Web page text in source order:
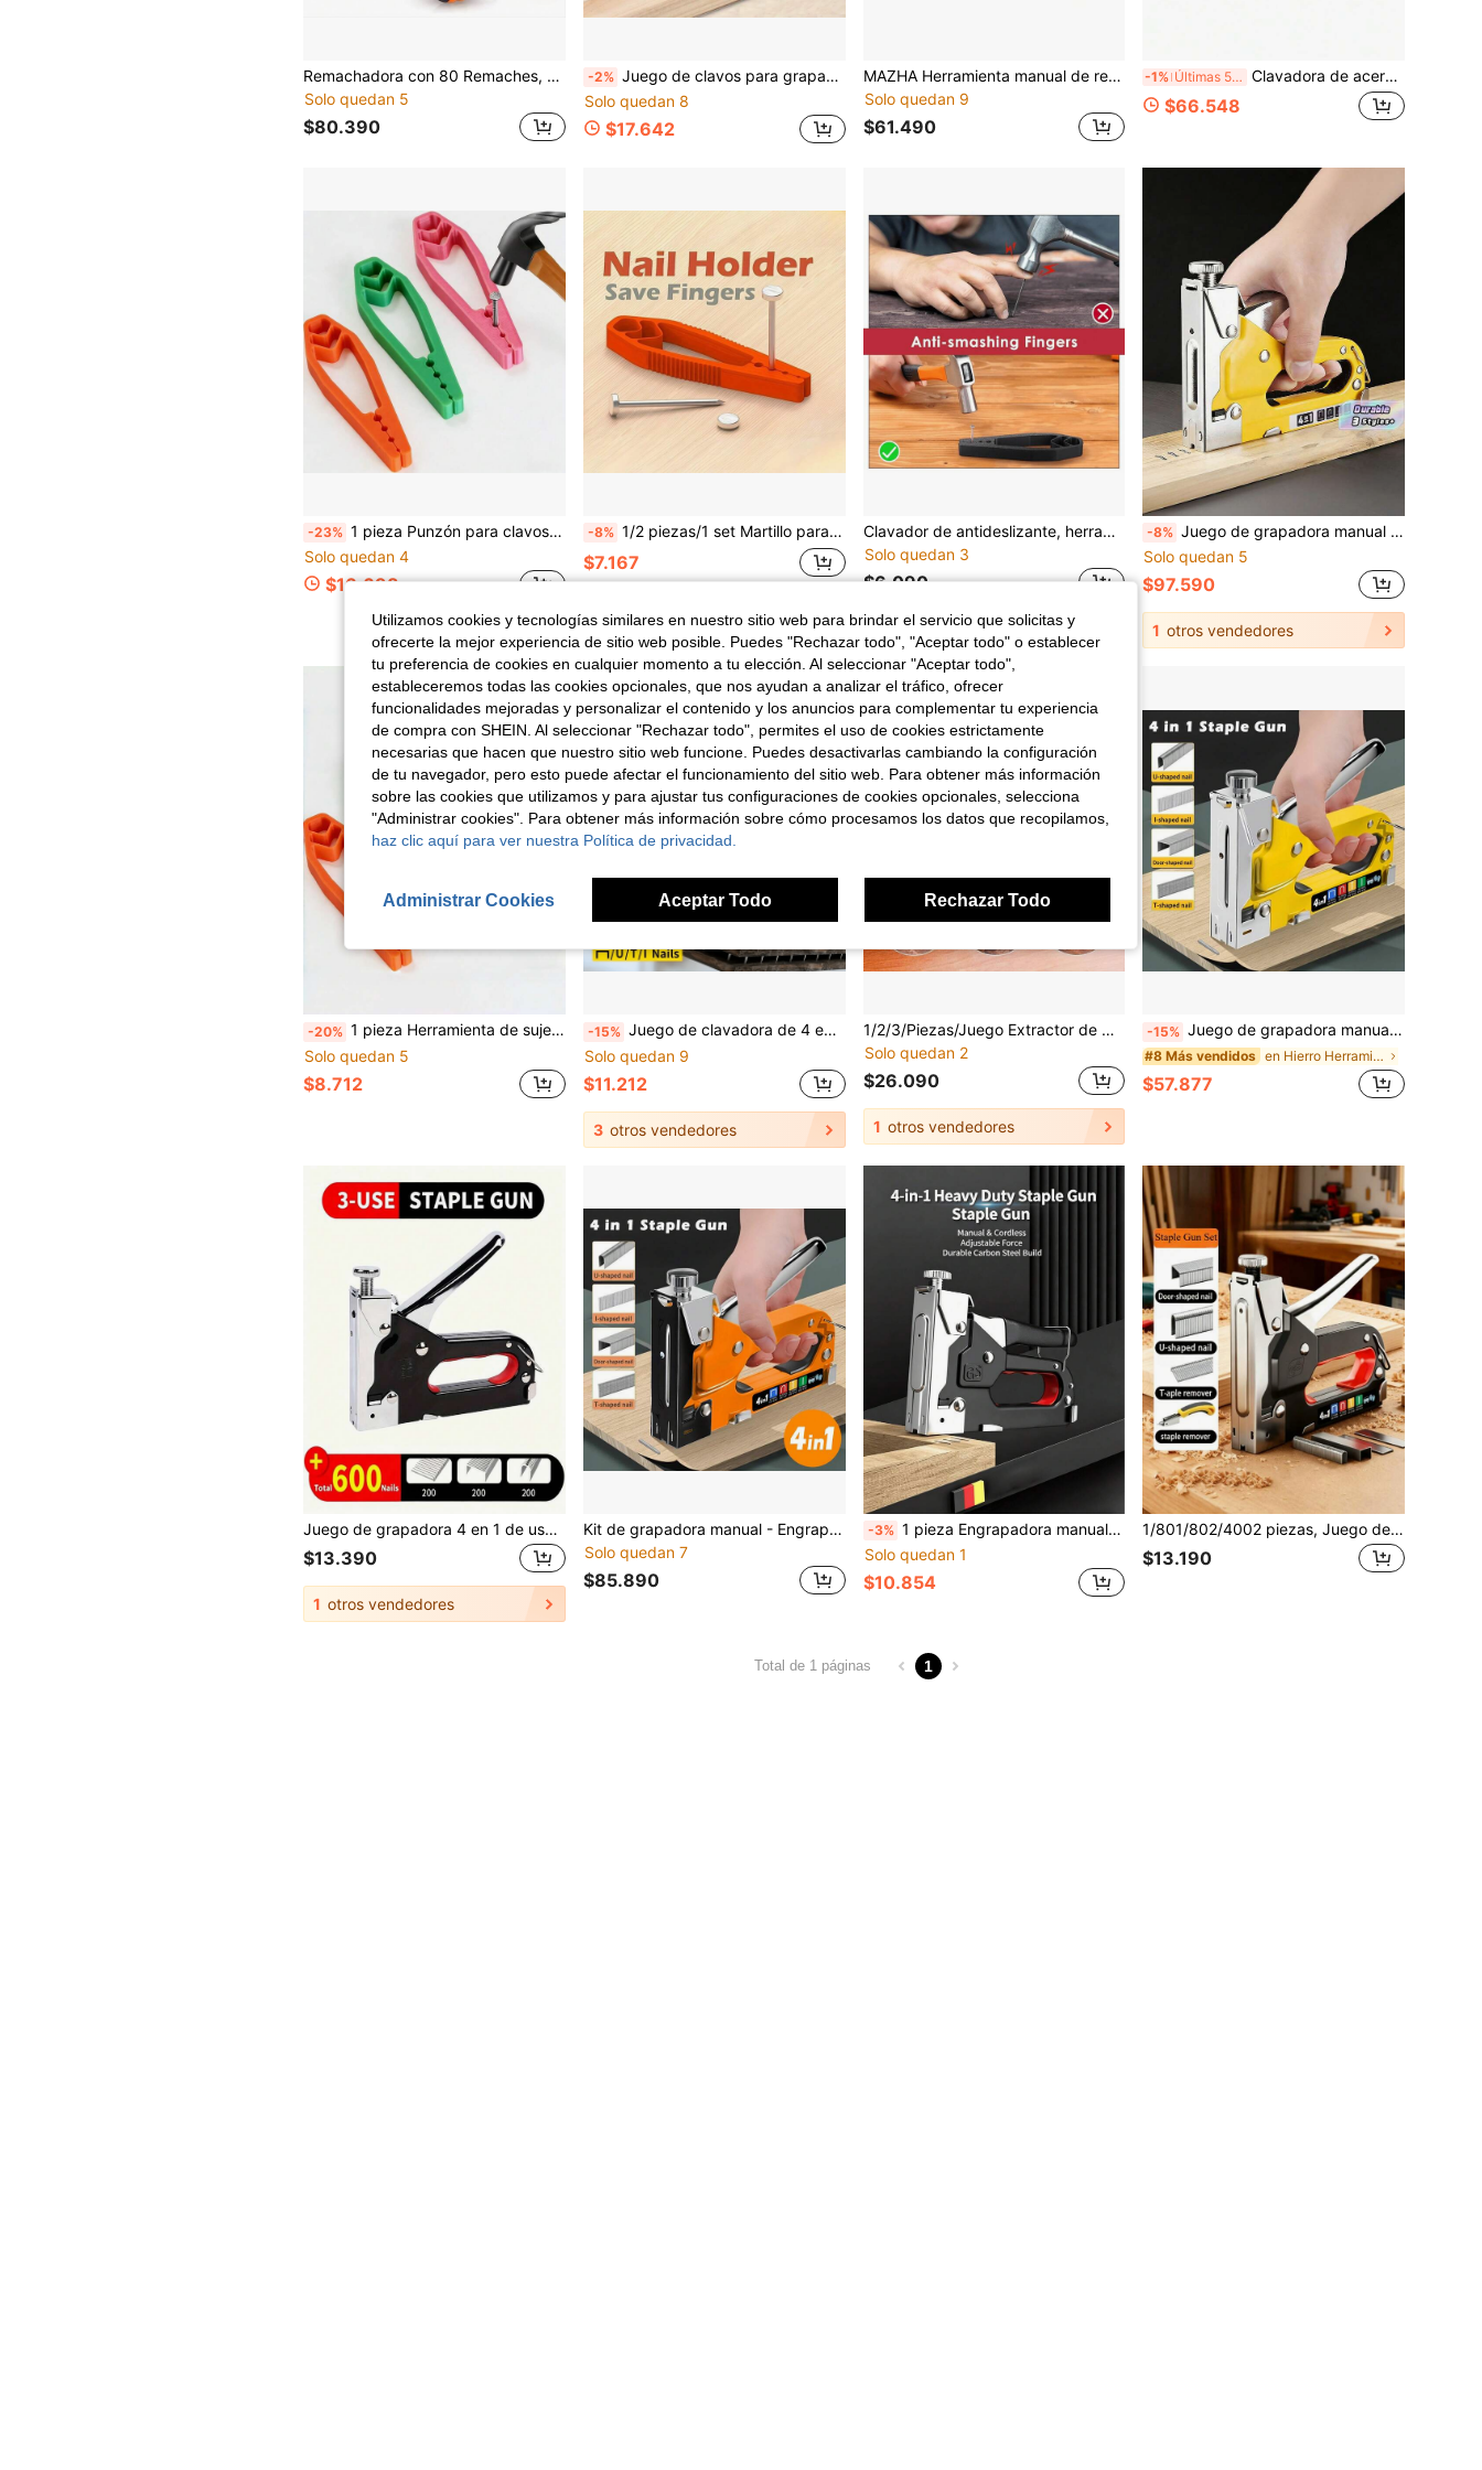
Remachadora con 80 Remaches, Kit de remachadora manual con 4 cabezas de remache intercambiables, remachadora de una sola mano de gran resistencia para plástico, metal y piel
Solo quedan 5
$80.390
-2% Juego de clavos para grapadora, accesorios de metal premium reforzado, clavos neumáticos multifunción, clavos rectos, clavos en forma de U, aptos para carpintería, marcos de cuadros y puertas
Solo quedan 8
$17.642
MAZHA Herramienta manual de remachado de acero para fijación en pared, procesamiento de metal, instalación de techos, fijación en paredes de cemento y sin cable
Solo quedan 9
$61.490
-1% Últimas 5 hrs Clavadora de acero manual, herramienta de remachado para fijación de paredes, procesamiento de metal, instalación de techos y fijación de paredes de cemento, inalámbrica
$66.548
-23% 1 pieza Punzón para clavos | Alicates de junta antideslizantes, protege los dedos, herramienta portátil para fijar clavos, adecuada para reparaciones básicas y carpintería, construcción del hogar, material de plástico
Solo quedan 4
$10.698
-8% 1/2 piezas/1 set Martillo para clavos | Alicates de unión antideslizantes, protección de dedos, herramienta portátil para fijar clavos, esencial para el hogar, ingeniería, herramienta de jardinería, mango ergonómico, uso comercial, uso doméstico, anti-martilleo, Día del Padre, Padre, regalo para trabajadores, protección para principiantes
$7.167
Clavador de antideslizante, herramienta portátil para fijar clavos, color aleatorio, pinza multifunción de protección para dedos, herramienta básica de reparación para carpintería del hogar, juego de herramientas manuales de plástico para construcción DIY del hogar, adecuado como regalo del Día del Padre, regalo de Navidad, regalo de cumpleaños, herramienta práctica para artesanos, esencial para el mantenimiento del hogar, opción de regalo creativa
Solo quedan 3
$6.090
-8% Juego de grapadora manual - Grapadora 4 en 1 para madera, tela, muebles, fieltro para techos - Pistola de grapas, con juego de 1600 y 800 grapas disponibles
Solo quedan 5
$97.590
1 otros vendedores
-20% 1 pieza Herramienta de sujeción de uñas con agarre antideslizante, protección para los dedos, herramienta portátil de reparación de uñas, adecuada para reparaciones básicas, carpintería y construcción del hogar, material de plástico
Solo quedan 5
$8.712
-15% Juego de clavadora de 4 en 1 de uso pesado: grapadora, clavadora, clavadora de mano, extractor de clavos - Hecho de acero al carbono duradero con mango antideslizante, ajuste de presión ajustable y mecanismo de golpe preciso, sin compresor de aire requerido, apto para grapas y extractor de grapas. Adecuado para renovación del hogar, fabricación de muebles, decoración de muebles, sofá, reparación de alfombras, carpintería, jardinería, profesionales, decoración del hogar y muebles DIY. Clavadora de muebles de uso pesado, grapadora multifuncional de 4 en 1.
Solo quedan 9
$11.212
3 otros vendedores
1/2/3/Piezas/Juego Extractor de Clavos Resistente, Removedor de Grapas, Adecuado para Muebles, Alfombras, Marcos de Cuadros, Reparación de Interiores de Automóviles, Herramienta de Extracción de Clips de Paneles de Puertas Interiores de Automóviles. Extractor de Clavos, Removedor de Grapas, Removedor de Clavos, Máquina de Extracción de Clavos, Herramienta de Extracción de Clavos, Herramienta de Carpintería. Herramienta Manual, Suministros de Herramientas y Mejoras del Hogar. Conveniente y Práctico, Resistente y Duradero. Juego Práctico.
Solo quedan 2
$26.090
1 otros vendedores
-15% Juego de grapadora manual - Grapadora 4 en 1 para madera, tela, muebles, fieltro para techos - Incluye pistola de grapas, 1600 grapas y 800 grapas disponibles
#8 Más vendidos en Hierro Herramientas manuales
$57.877
Juego de grapadora 4 en 1 de uso rudo y ahorro de esfuerzo, clavadora con mango ergonómico de goma suave, grapadora resistente al desgaste y amortiguadora de impactos - Uso rudo, ahorro de esfuerzo, amortiguadora de impactos, vida útil ultralarga, diseño con almohadilla antivibración, adecuada para carpintería, decoración del hogar, reparación de jardín, oficina diaria, manualidades escolares, proyectos DIY para familias en todos los estados. Herramienta manual de uso rudo y ahorro de esfuerzo para hombres, herramienta doméstica 4 en 1, herramienta profesional de carpintería amortiguadora de impactos, herramienta DIY universal para todos los estados, herramienta de decoración del hogar fácil de usar y ahorro de esfuerzo, útiles escolares convenientes, útiles de oficina eficientes y ahorro de esfuerzo.
$13.390
1 otros vendedores
Kit de grapadora manual - Engrapadora pesada 4 en 1. Disponible en set de 1600 grapas, set de 800 grapas, set de 2100 grapas + removedor, set de 900 grapas + removedor. No se requiere electricidad. Apto para madera, tela, muebles, techos, sofás, fieltro, marcos de fotos
Solo quedan 7
$85.890
-3% 1 pieza Engrapadora manual 4 en 1 de uso rudo, profundidad de clavado ajustable, mango de goma antideslizante, bloque a prueba de golpes, sin bomba de aire, engrapadora multiusos para carpintería, embalaje, cableado, reparación del hogar, herramientas en general
Solo quedan 1
$10.854
1/801/802/4002 piezas, Juego de grapadora manual de alta resistencia 4 en 1, Grapadora manual profesional multifunción, Grapadora neumática de alta resistencia 4 en 1, Grapadora ajustable para el hogar
$13.190
Total de 1 páginas 1
Utilizamos cookies y tecnologías similares en nuestro sitio web para brindar el servicio que solicitas y
ofrecerte la mejor experiencia de sitio web posible. Puedes "Rechazar todo", "Aceptar todo" o establecer
tu preferencia de cookies en cualquier momento a tu elección. Al seleccionar "Aceptar todo",
estableceremos todas las cookies opcionales, que nos ayudan a analizar el tráfico, ofrecer
funcionalidades mejoradas y personalizar el contenido y los anuncios para complementar tu experiencia
de compra con SHEIN. Al seleccionar "Rechazar todo", permites el uso de cookies estrictamente
necesarias que hacen que nuestro sitio web funcione. Puedes desactivarlas cambiando la configuración
de tu navegador, pero esto puede afectar el funcionamiento del sitio web. Para obtener más información
sobre las cookies que utilizamos y para ajustar tus configuraciones de cookies opcionales, selecciona
"Administrar cookies". Para obtener más información sobre cómo procesamos los datos que recopilamos,
haz clic aquí para ver nuestra Política de privacidad.
Administrar Cookies Aceptar Todo Rechazar Todo